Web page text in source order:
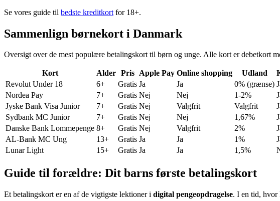
Se vores guide til bedste kreditkort for 18+.
Sammenlign børnekort i Danmark
Oversigt over de mest populære betalingskort til børn og unge. Alle kort er debetkort
Kort Alder Pris Apple Pay Online shopping Udland
Revolut Under 18
6+ Gratis Ja Ja 0% (grænse)
Nordea Pay
7+ Gratis Nej Nej 1-2%
Jyske Bank Visa Junior
7+ Gratis Nej Valgfrit Valgfrit
Sydbank MC Junior
7+ Gratis Nej Nej 1,67%
Danske Bank Lommepenge 8+ Gratis Nej Valgfrit 2%
AL-Bank MC Ung
13+ Gratis Ja Ja 1%
Lunar Light
15+ Gratis Ja Ja 1,5%
Guide til forældre: Dit barns første betalingskort
Et betalingskort er en af de vigtigste lektioner i digital pengeopdragelse. I en tid, hvor